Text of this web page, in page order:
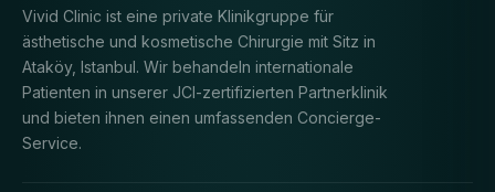
Vivid Clinic ist eine private Klinikgruppe für
ästhetische und kosmetische Chirurgie mit Sitz in
Ataköy, Istanbul. Wir behandeln internationale
Patienten in unserer JCI-zertifizierten Partnerklinik
und bieten ihnen einen umfassenden Concierge-
Service.